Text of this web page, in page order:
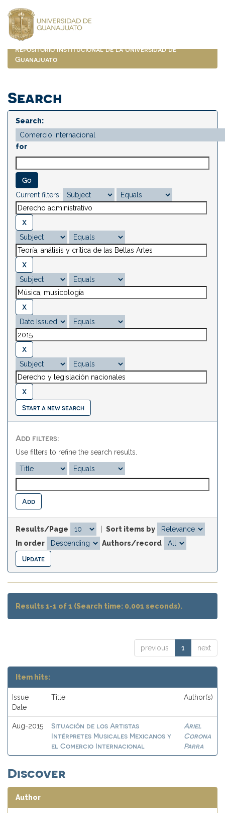
navigation
Repositorio Institucional de la Universidad de
Guanajuato
Search
Search:
for
Current filters:
Start a new search
Add filters:
Use filters to refine the search results.
Results/Page
Sort items by
In order
Authors/record
Results 1-1 of 1 (Search time: 0.001 seconds).
previous 1 next
Item hits:
Issue
Date
Title Author(s)
Aug-2015
Situación de los Artistas
Intérpretes Musicales Mexicanos y
el Comercio Internacional
Ariel
Corona
Parra
Discover
Author